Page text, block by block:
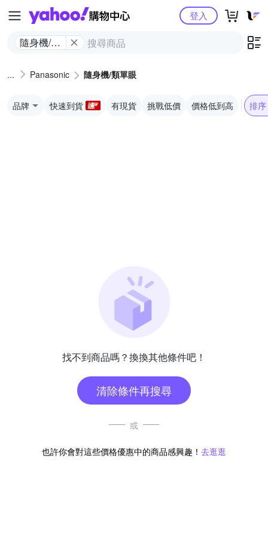
Yahoo購物中心
隨身機/類
登入
Panasonic 隨身機/類單眼
品牌 快速到貨 有現貨 挑戰低價 價格低到高 排序
找不到商品嗎？換換其他條件吧！
清除條件再搜尋
或
也許你會對這些價格優惠中的商品感興趣！ 去逛逛